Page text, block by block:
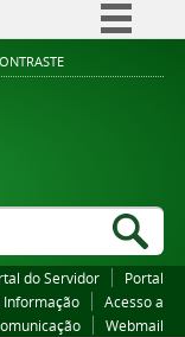
do Servidor
Portal
Informação
Acesso a
Webmail